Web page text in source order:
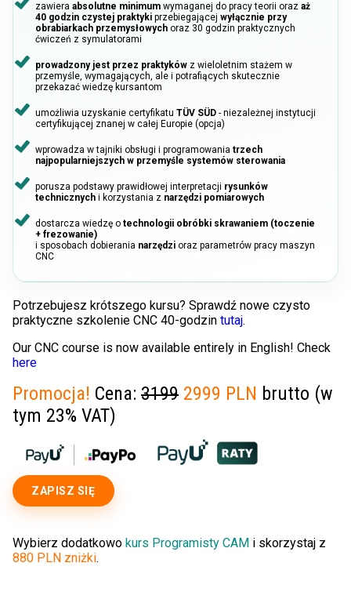
zawiera absolutne minimum wymaganej do pracy teorii oraz aż
40 godzin czystej praktyki przebiegającej wyłącznie przy
obrabiarkach przemysłowych oraz 30 godzin praktycznych
ćwiczeń z symulatorami
prowadzony jest przez praktyków z wieloletnim stażem w
przemyśle, wymagających, ale i potrafiących skutecznie
przekazać wiedzę kursantom
umożliwia uzyskanie certyfikatu TÜV SÜD - niezależnej instytucji
certyfikującej znanej w całej Europie (opcja)
wprowadza w tajniki obsługi i programowania trzech
najpopularniejszych w przemyśle systemów sterowania
porusza podstawy prawidłowej interpretacji rysunków
technicznych i korzystania z narzędzi pomiarowych
dostarcza wiedzę o technologii obróbki skrawaniem (toczenie
+ frezowanie)
i sposobach dobierania narzędzi oraz parametrów pracy maszyn
CNC
Potrzebujesz krótszego kursu? Sprawdź nowe czysto
praktyczne szkolenie CNC 40-godzin tutaj.
Our CNC course is now available entirely in English! Check
here
Promocja! Cena: 3199 2999 PLN brutto (w
tym 23% VAT)
ZAPISZ SIĘ
Wybierz dodatkowo kurs Programisty CAM i skorzystaj z
880 PLN zniżki.